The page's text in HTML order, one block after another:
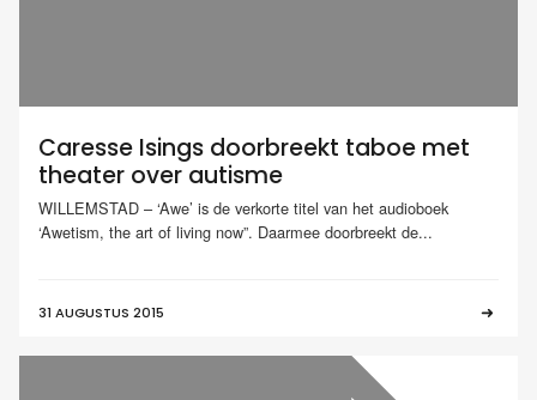
Caresse Isings doorbreekt taboe met
theater over autisme
WILLEMSTAD – ‘Awe’ is de verkorte titel van het audioboek
‘Awetism, the art of living now”. Daarmee doorbreekt de...
31 AUGUSTUS 2015